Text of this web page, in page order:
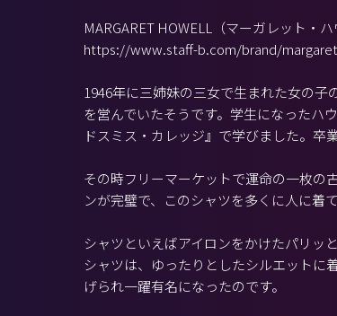
MARGARET HOWELL（マーガレット・ハ
https://www.staff-b.com/brand/
1946年に三姉妹の三女で生まれた女の
を営んでいたそうです。学生になったハ
ドスミス・カレッジ』で学びました。卒
その時フリーマーケットで運命の一枚の
ンが完璧で、このシャツを多くに人に着
シャツといえばアイロンをかけたパリッ
シャツは、ゆったりとしたシルエットに
げられ一躍有名になったのです。